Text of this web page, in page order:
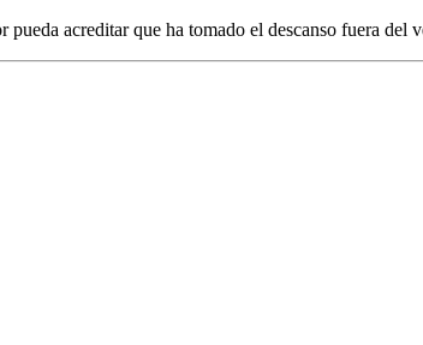
pueda acreditar que ha tomado el descanso fuera